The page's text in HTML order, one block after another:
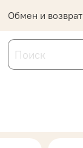
Обмен и возврат